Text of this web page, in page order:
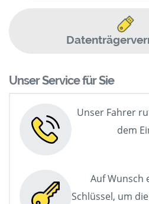
Unser Service für Sie
Unser Fahrer
dem
Auf Wunsch
Schlüssel, um